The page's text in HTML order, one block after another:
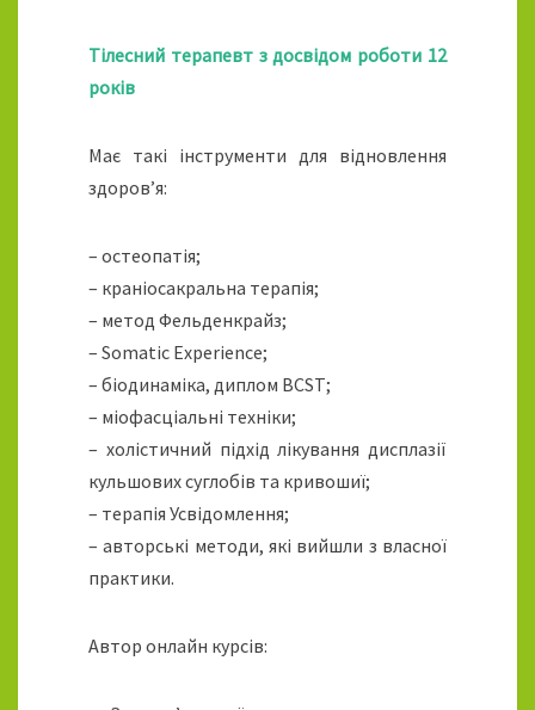
Тілесний терапевт з досвідом роботи 12
років
Має такі інструменти для відновлення
здоров’я:
– остеопатія;
– краніосакральна терапія;
– метод Фельденкрайз;
– Somatic Experience;
– біодинаміка, диплом BCST;
– міофасціальні техніки;
– холістичний підхід лікування дисплазії
кульшових суглобів та кривошиї;
– терапія Усвідомлення;
– авторські методи, які вийшли з власної
практики.
Автор онлайн курсів: